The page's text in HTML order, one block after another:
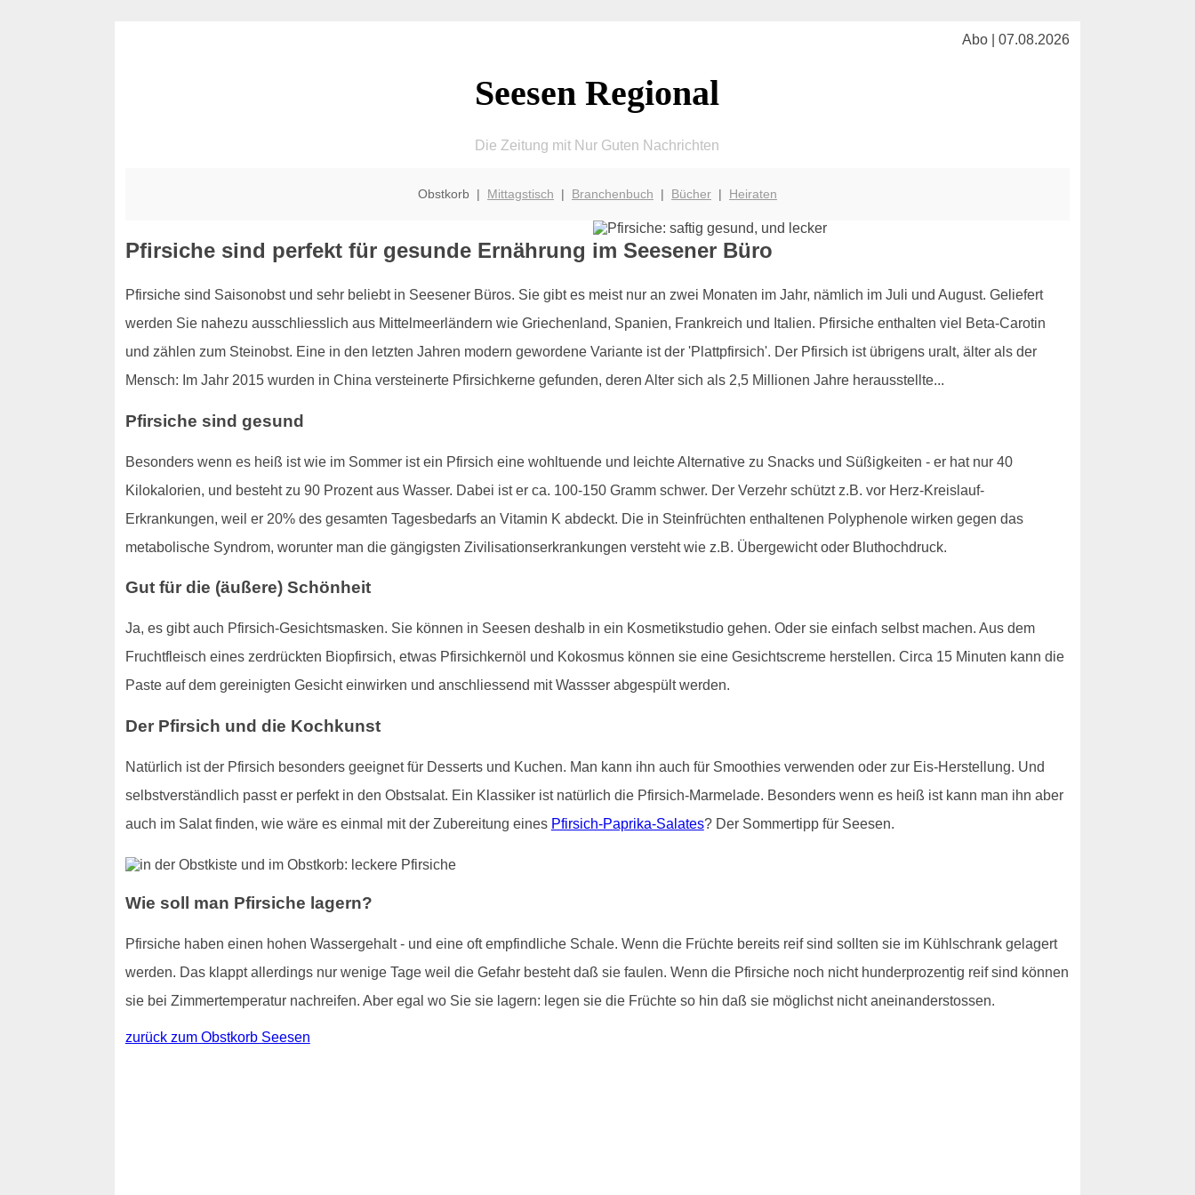
Abo | 07.08.2026
Seesen Regional
Die Zeitung mit Nur Guten Nachrichten
Obstkorb | Mittagstisch | Branchenbuch | Bücher| Heiraten
Pfirsiche sind perfekt für gesunde Ernährung im Seesener Büro
Pfirsiche sind Saisonobst und sehr beliebt in Seesener Büros. Sie gibt es meist nur an zwei Monaten im Jahr, nämlich im Juli und August. Geliefert
werden Sie nahezu ausschliesslich aus Mittelmeerländern wie Griechenland, Spanien, Frankreich und Italien. Pfirsiche enthalten viel Beta-Carotin
und zählen zum Steinobst. Eine in den letzten Jahren modern gewordene Variante ist der 'Plattpfirsich'. Der Pfirsich ist übrigens uralt, älter als der
Mensch: Im Jahr 2015 wurden in China versteinerte Pfirsichkerne gefunden, deren Alter sich als 2,5 Millionen Jahre herausstellte...
Pfirsiche sind gesund
Besonders wenn es heiß ist wie im Sommer ist ein Pfirsich eine wohltuende und leichte Alternative zu Snacks und Süßigkeiten - er hat nur 40
Kilokalorien, und besteht zu 90 Prozent aus Wasser. Dabei ist er ca. 100-150 Gramm schwer. Der Verzehr schützt z.B. vor Herz-Kreislauf-
Erkrankungen, weil er 20% des gesamten Tagesbedarfs an Vitamin K abdeckt. Die in Steinfrüchten enthaltenen Polyphenole wirken gegen das
metabolische Syndrom, worunter man die gängigsten Zivilisationserkrankungen versteht wie z.B. Übergewicht oder Bluthochdruck.
Gut für die (äußere) Schönheit
Ja, es gibt auch Pfirsich-Gesichtsmasken. Sie können in Seesen deshalb in ein Kosmetikstudio gehen. Oder sie einfach selbst machen. Aus dem
Fruchtfleisch eines zerdrückten Biopfirsich, etwas Pfirsichkernöl und Kokosmus können sie eine Gesichtscreme herstellen. Circa 15 Minuten kann die
Paste auf dem gereinigten Gesicht einwirken und anschliessend mit Wassser abgespült werden.
Der Pfirsich und die Kochkunst
Natürlich ist der Pfirsich besonders geeignet für Desserts und Kuchen. Man kann ihn auch für Smoothies verwenden oder zur Eis-Herstellung. Und
selbstverständlich passt er perfekt in den Obstsalat. Ein Klassiker ist natürlich die Pfirsich-Marmelade. Besonders wenn es heiß ist kann man ihn aber
auch im Salat finden, wie wäre es einmal mit der Zubereitung eines Pfirsich-Paprika-Salates? Der Sommertipp für Seesen.
Wie soll man Pfirsiche lagern?
Pfirsiche haben einen hohen Wassergehalt - und eine oft empfindliche Schale. Wenn die Früchte bereits reif sind sollten sie im Kühlschrank gelagert
werden. Das klappt allerdings nur wenige Tage weil die Gefahr besteht daß sie faulen. Wenn die Pfirsiche noch nicht hunderprozentig reif sind können
sie bei Zimmertemperatur nachreifen. Aber egal wo Sie sie lagern: legen sie die Früchte so hin daß sie möglichst nicht aneinanderstossen.
zurück zum Obstkorb Seesen